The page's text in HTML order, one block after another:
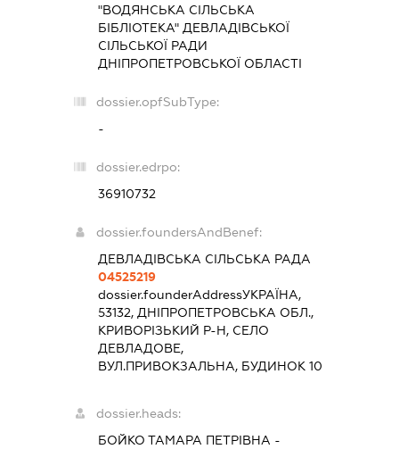
"ВОДЯНСЬКА СІЛЬСЬКА
БІБЛІОТЕКА" ДЕВЛАДІВСЬКОЇ
СІЛЬСЬКОЇ РАДИ
ДНІПРОПЕТРОВСЬКОЇ ОБЛАСТІ
dossier.opfSubType:
-
dossier.edrpo:
36910732
dossier.foundersAndBenef:
ДЕВЛАДІВСЬКА СІЛЬСЬКА РАДА
04525219
dossier.founderAddressУКРАЇНА,
53132, ДНІПРОПЕТРОВСЬКА ОБЛ.,
КРИВОРІЗЬКИЙ Р-Н, СЕЛО
ДЕВЛАДОВЕ,
ВУЛ.ПРИВОКЗАЛЬНА, БУДИНОК 10
dossier.heads:
БОЙКО ТАМАРА ПЕТРІВНА -